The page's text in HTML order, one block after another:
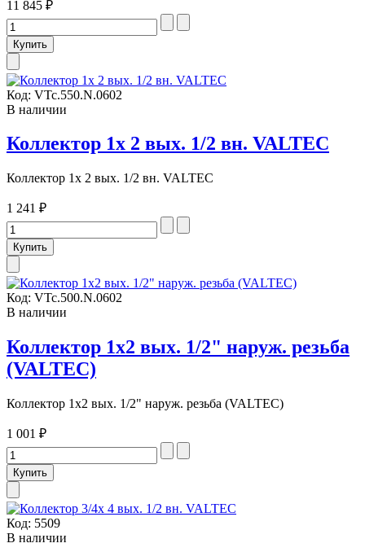
11 845 ₽
Код: VTc.550.N.0602
В наличии
Коллектор 1х 2 вых. 1/2 вн. VALTEC
Коллектор 1х 2 вых. 1/2 вн. VALTEC
1 241 ₽
Код: VTc.500.N.0602
В наличии
Коллектор 1х2 вых. 1/2" наруж. резьба
(VALTEC)
Коллектор 1х2 вых. 1/2" наруж. резьба (VALTEC)
1 001 ₽
Код: 5509
В наличии